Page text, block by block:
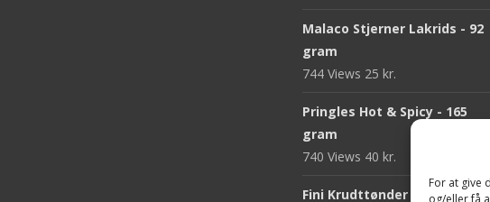
For at give
og/eller få
Malaco Stjerner Lakrids - 92
gram
744 Views 25 kr.
Pringles Hot & Spicy - 165
gram
740 Views 40 kr.
Fini Krudttønder